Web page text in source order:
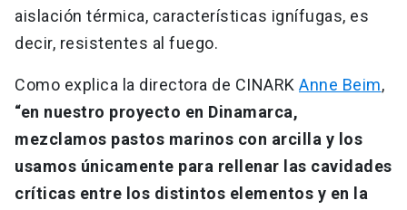
aislación térmica, características ignífugas, es
decir, resistentes al fuego.
Como explica la directora de CINARK Anne Beim,
“en nuestro proyecto en Dinamarca,
mezclamos pastos marinos con arcilla y los
usamos únicamente para rellenar las cavidades
críticas entre los distintos elementos y en la